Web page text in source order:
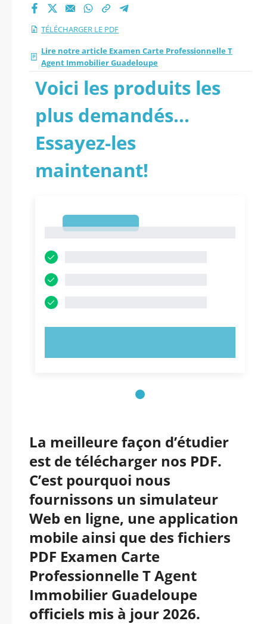
TÉLÉCHARGER LE PDF
Lire notre article Examen Carte Professionnelle T
Agent Immobilier Guadeloupe
Voici les produits les
plus demandés...
Essayez-les
maintenant!
La meilleure façon d’étudier
est de télécharger nos PDF.
C’est pourquoi nous
fournissons un simulateur
Web en ligne, une application
mobile ainsi que des fichiers
PDF Examen Carte
Professionnelle T Agent
Immobilier Guadeloupe
officiels mis à jour 2026.